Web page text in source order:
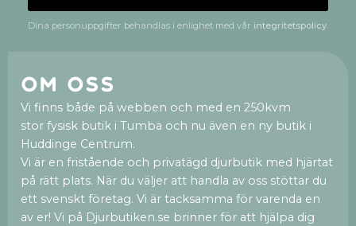
Dina personuppgifter behandlas i enlighet med vår integritetspolicy.
Om oss
Vi finns både på webben och med en 250kvm
stor fysisk butik i Tumba och nu även en ny butik i
Huddinge Centrum.
Vi är en fristående och privatägd djurbutik med hjärtat
på rätt plats. När du väljer att handla av oss stöttar du
ett svenskt företag. Vi är tacksamma för varenda en
av er! Vi på Djurbutiken.se brinner för att hjälpa dig